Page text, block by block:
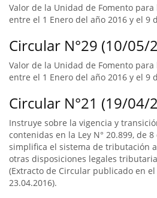
Valor de la Unidad de Fomento
entre el 1 Enero del año 2016 y el 9
Circular N°29 (10/05/
Valor de la Unidad de Fomento
entre el 1 Enero del año 2016 y el 9
Circular N°21 (19/04/
Instruye sobre la vigencia y
contenidas en la Ley N° 20.899, de
simplifica el sistema de tributación
otras disposiciones legales
(Extracto de Circular publicado en
23.04.2016).